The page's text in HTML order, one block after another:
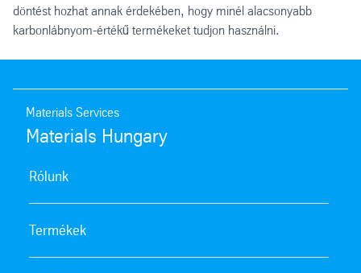
döntést hozhat annak érdekében, hogy minél alacsonyabb
karbonlábnyom-értékű termékeket tudjon használni.
Materials Services
Materials Hungary
Rólunk
Termékek